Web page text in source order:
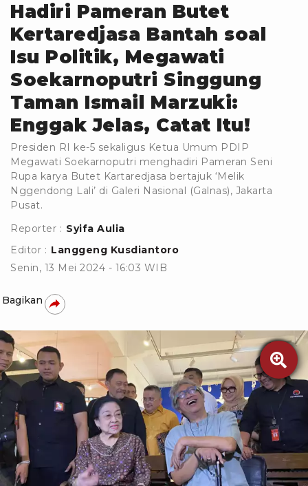
Hadiri Pameran Butet
Kertaredjasa Bantah soal
Isu Politik, Megawati
Soekarnoputri Singgung
Taman Ismail Marzuki:
Enggak Jelas, Catat Itu!
Presiden RI ke-5 sekaligus Ketua Umum PDIP
Megawati Soekarnoputri menghadiri Pameran Seni
Rupa karya Butet Kartaredjasa bertajuk ‘Melik
Nggendong Lali’ di Galeri Nasional (Galnas), Jakarta
Pusat.
Reporter : Syifa Aulia
Editor : Langgeng Kusdiantoro
Senin, 13 Mei 2024 - 16:03 WIB
Bagikan
